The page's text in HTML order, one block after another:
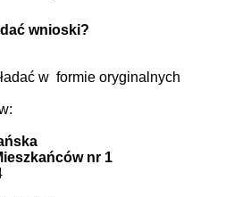
wnioski?
w formie oryginalnych
nr 1